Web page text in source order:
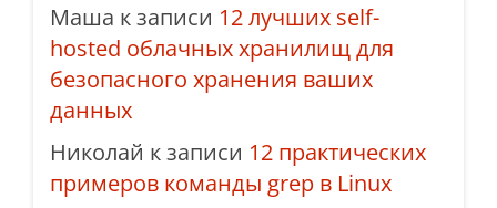
Маша к записи 12 лучших self-
hosted облачных хранилищ для
безопасного хранения ваших
данных
Николай к записи 12 практических
примеров команды grep в Linux